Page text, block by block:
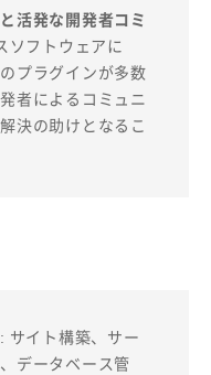
活発な開発者コミ
ソフトウェアに
プラグインが多数
者によるコミュニ
決の助けとなるこ
: サイト構築、サー
データベース管